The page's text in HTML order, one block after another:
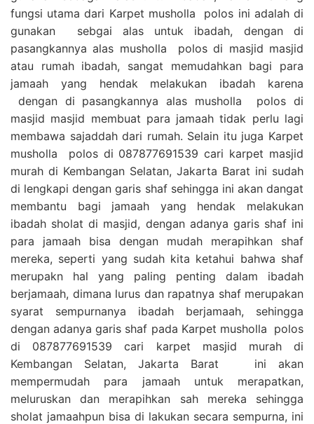
fungsi utama dari Karpet musholla polos ini adalah di
gunakan sebgai alas untuk ibadah, dengan di
pasangkannya alas musholla polos di masjid masjid
atau rumah ibadah, sangat memudahkan bagi para
jamaah yang hendak melakukan ibadah karena
dengan di pasangkannya alas musholla polos di
masjid masjid membuat para jamaah tidak perlu lagi
membawa sajaddah dari rumah. Selain itu juga Karpet
musholla polos di 087877691539 cari karpet masjid
murah di Kembangan Selatan, Jakarta Barat ini sudah
di lengkapi dengan garis shaf sehingga ini akan dangat
membantu bagi jamaah yang hendak melakukan
ibadah sholat di masjid, dengan adanya garis shaf ini
para jamaah bisa dengan mudah merapihkan shaf
mereka, seperti yang sudah kita ketahui bahwa shaf
merupakn hal yang paling penting dalam ibadah
berjamaah, dimana lurus dan rapatnya shaf merupakan
syarat sempurnanya ibadah berjamaah, sehingga
dengan adanya garis shaf pada Karpet musholla polos
di 087877691539 cari karpet masjid murah di
Kembangan Selatan, Jakarta Barat ini akan
mempermudah para jamaah untuk merapatkan,
meluruskan dan merapihkan sah mereka sehingga
sholat jamaahpun bisa di lakukan secara sempurna, ini